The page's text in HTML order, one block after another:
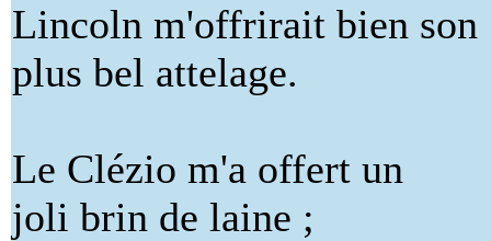
Lincoln m'offrirait bien son
plus bel attelage.
Le Clézio m'a offert un
joli brin de laine ;